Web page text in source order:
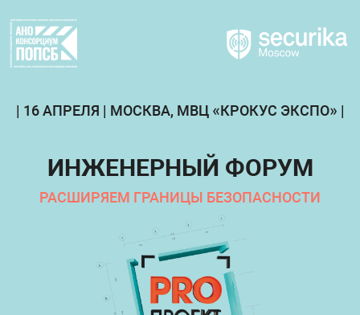
| 16АПРЕЛЯ | МОСКВА, МВЦ «КРОКУС ЭКСПО» |
ИНЖЕНЕРНЫЙ ФОРУМ
РАСШИРЯЕМ ГРАНИЦЫ БЕЗОПАСНОСТИ